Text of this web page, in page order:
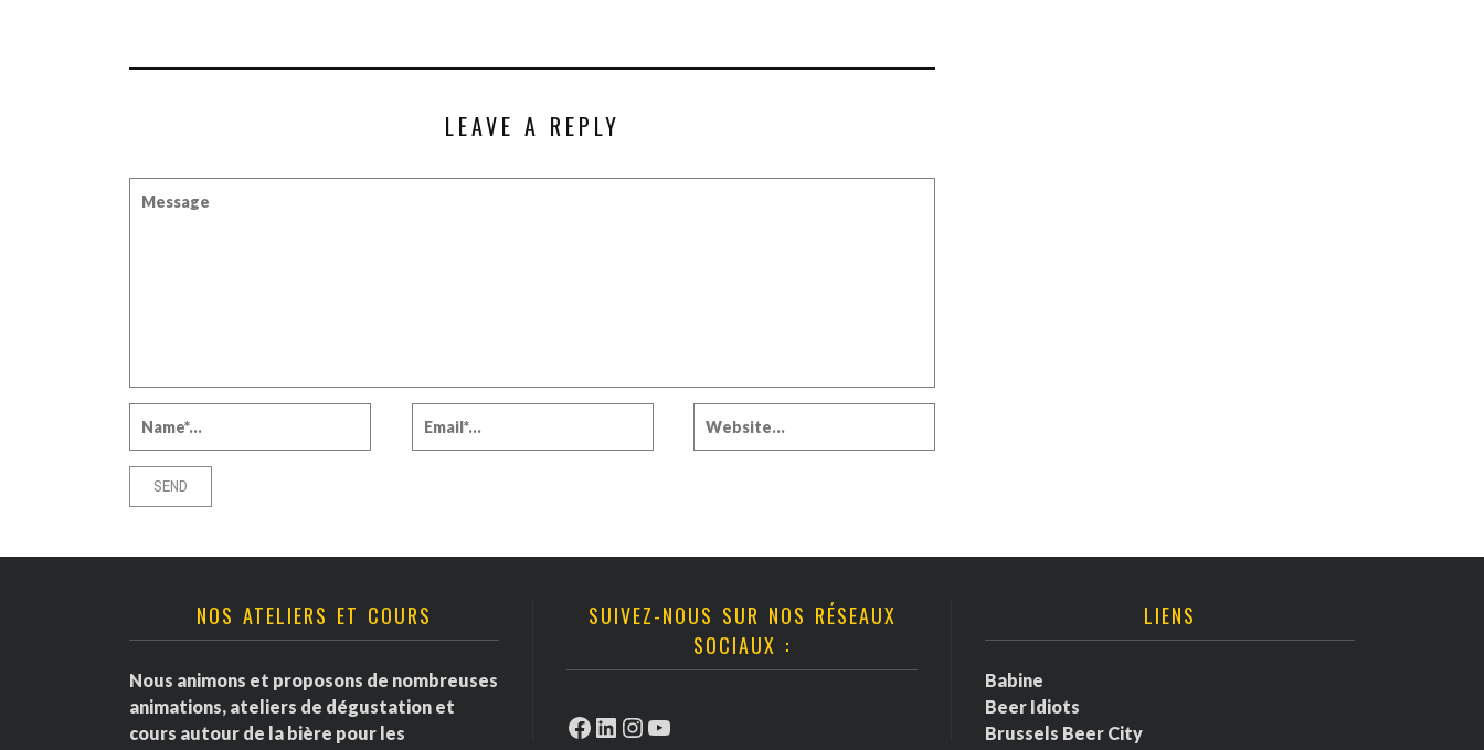
LEAVE A REPLY
NOS ATELIERS ET COURS
Nous animons et proposons de nombreuses
animations, ateliers de dégustation et
cours autour de la bière pour les
SUIVEZ-NOUS SUR NOS RÉSEAUX
SOCIAUX :
Facebook
LinkedIn
Instagram
YouTube
LIENS
Babine
Beer Idiots
Brussels Beer City